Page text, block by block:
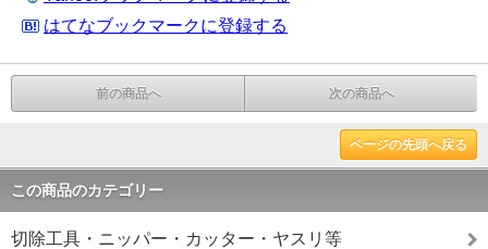
はてなブックマークに登録する
前の商品へ 次の商品へ
ページの先頭へ戻る
この商品のカテゴリー
切除工具・ニッパー・カッター・ヤスリ等